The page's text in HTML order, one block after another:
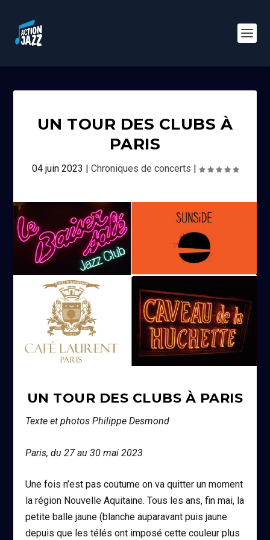
UN TOUR DES CLUBS À
PARIS
04 juin 2023 | Chroniques de concerts |
UN TOUR DES CLUBS À PARIS
Texte et photos Philippe Desmond
Paris, du 27 au 30 mai 2023
Une fois n’est pas coutume on va quitter un moment
la région Nouvelle Aquitaine. Tous les ans, fin mai, la
petite balle jaune (blanche auparavant puis jaune
depuis que les télés ont imposé cette couleur plus